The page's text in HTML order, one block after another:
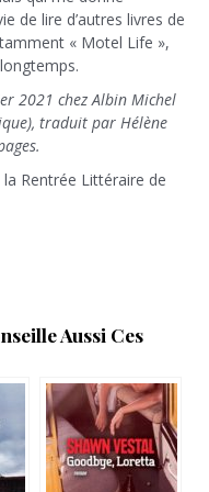
de lire d’autres livres de
« Motel Life »,
2021 chez Albin Michel
traduit par Hélène
Rentrée Littéraire de
Aussi Ces